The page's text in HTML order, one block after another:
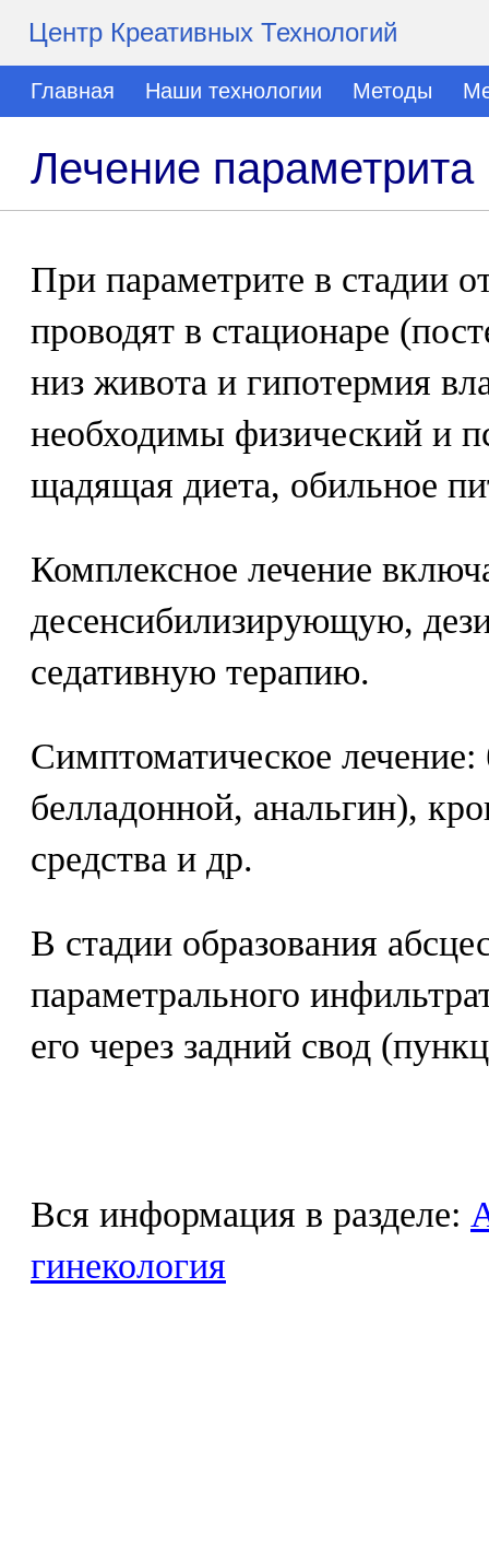
Центр Креативных Технологий
Главная Наши технологии Методы
Лечение параметрита
При параметрите в стадии
проводят в стационаре
низ живота и гипотермия
необходимы физический и
щадящая диета, обильное
Комплексное лечение
десенсибилизирующую,
седативную терапию.
Симптоматическое
белладонной, анальгин),
средства и др.
В стадии образования
параметрального
его через задний свод
Вся информация в разделе:
гинекология